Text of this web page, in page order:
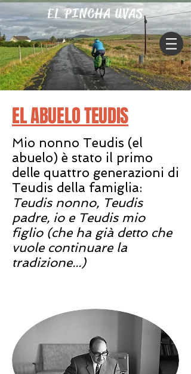
EL PINCHA UVAS
EL ABUELO TEUDIS
Mio nonno Teudis (el
abuelo) è stato il primo
delle quattro generazioni di
Teudis della famiglia:
Teudis nonno, Teudis
padre, io e Teudis mio
figlio (che ha già detto che
vuole continuare la
tradizione...)